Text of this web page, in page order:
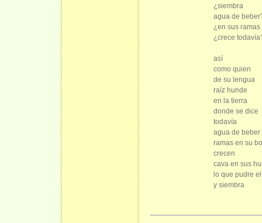
¿siembra
agua de
¿en sus
¿crece
así
como quien
de su lengua
raíz hunde
en la tierra
donde se dice
todavía
agua de beber
ramas en su
crecen
cava en sus
lo que pudre
y siembra